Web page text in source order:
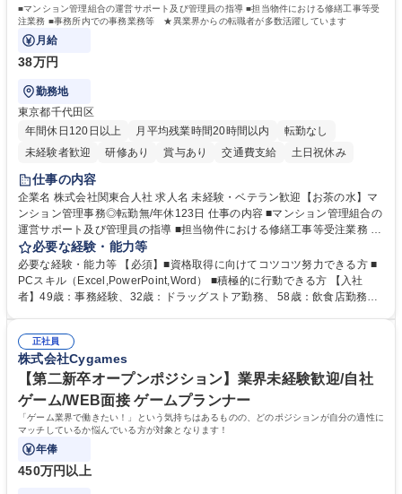
■マンション管理組合の運営サポート及び管理員の指導 ■担当物件における修繕工事等受
注業務 ■事務所内での事務業務等 ★異業界からの転職者が多数活躍しています
月給
38万円
勤務地
東京都千代田区
年間休日120日以上
月平均残業時間20時間以内
転勤なし
未経験者歓迎
研修あり 賞与あり 交通費支給 土日祝休み
仕事の内容
企業名 株式会社関東合人社 求人名 未経験・ベテラン歓迎【お茶の水】マ
ンション管理事務◎転勤無/年休123日 仕事の内容 ■マンション管理組合の
運営サポート及び管理員の指導 ■担当物件における修繕工事等受注業務 ■
事務所内での事務業務等 ★異業界からの転職者が多数活躍しています
【年収補足】532万円 ＋別途インセンティヴで平均約100万円/年（昨年度
実績） ＋管理業務主任者資格手当50,000円/月 ★親会社である株式会社合
人社計画研究所社のグループ会社として、質の高いサービスと適性価格を
無/年休123日
必要な経験・能力等
必要な経験・能力等 【必須】■資格取得に向けてコツコツ努力できる方 ■
PCスキル（Excel,PowerPoint,Word） ■積極的に行動できる方 【入社
者】49歳：事務経験、32歳：ドラッグストア勤務、 58歳：飲食店勤務
得出来ております！ 【魅力】■フレックス制度、未経験からでも下限年収
を一律支給！ ■管理業務主任者資格取得後には50,000円/月の手当あり！
学歴・資格 学歴：大学院 大学 高専 短大 専修学校 高校 語学力： 資格：第
一種運転免許普通自動車
正社員
株式会社Cygames
【第二新卒オープンポジション】業界未経験歓迎/自社
ゲーム/WEB面接 ゲームプランナー
「ゲーム業界で働きたい！」という気持ちはあるものの、どのポジションが自分の適性に
マッチしているか悩んでいる方が対象となります！
年俸
450万円以上